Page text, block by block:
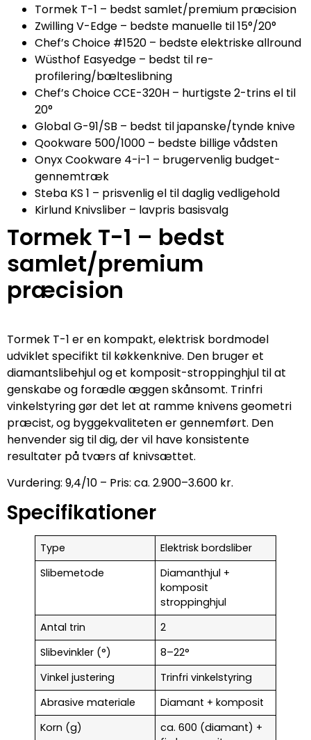
Tormek T-1 – bedst samlet/premium præcision
Zwilling V-Edge – bedste manuelle til 15°/20°
Chef’s Choice #1520 – bedste elektriske allround
Wüsthof Easyedge – bedst til re-
profilering/bælteslibning
Chef’s Choice CCE-320H – hurtigste 2-trins el til
20°
Global G-91/SB – bedst til japanske/tynde knive
Qookware 500/1000 – bedste billige vådsten
Onyx Cookware 4-i-1 – brugervenlig budget-
gennemtræk
Steba KS 1 – prisvenlig el til daglig vedligehold
Kirlund Knivsliber – lavpris basisvalg
Tormek T-1 – bedst
samlet/premium
præcision
Tormek T-1 er en kompakt, elektrisk bordmodel
udviklet specifikt til køkkenknive. Den bruger et
diamantslibehjul og et komposit-stroppinghjul til at
genskabe og forædle æggen skånsomt. Trinfri
vinkelstyring gør det let at ramme knivens geometri
præcist, og byggekvaliteten er gennemført. Den
henvender sig til dig, der vil have konsistente
resultater på tværs af knivsættet.
Vurdering: 9,4/10 – Pris: ca. 2.900–3.600 kr.
Specifikationer
Type
Elektrisk bordsliber
Slibemetode
Diamanthjul +
komposit
stroppinghjul
Antal trin
2
Slibevinkler (°)
8–22°
Vinkel justering
Trinfri vinkelstyring
Abrasive materiale
Diamant + komposit
Korn (g)
ca. 600 (diamant) +